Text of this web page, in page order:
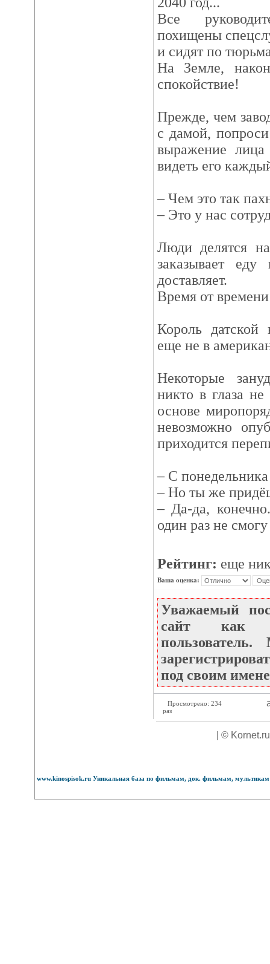
Все
похищены
и сидят по
На Земле,
спокойствие!
Прежде, чем
с дамой,
выражение
видеть его
– Чем это так
– Это у нас
Люди делятся
заказывает
доставляет.
Время от
Король
еще не в
Некоторые
никто в глаза
основе
невозможно
приходится
– С понедельника
– Но ты же
– Да-да,
один раз не
Рейтинг: еще
Ваша оценка:
Уважаемый
сайт как
под своим
Просмотрено: 234
раз
| ©
www.kinospisok.ru Уникальная база по фильмам, док. фильмам,